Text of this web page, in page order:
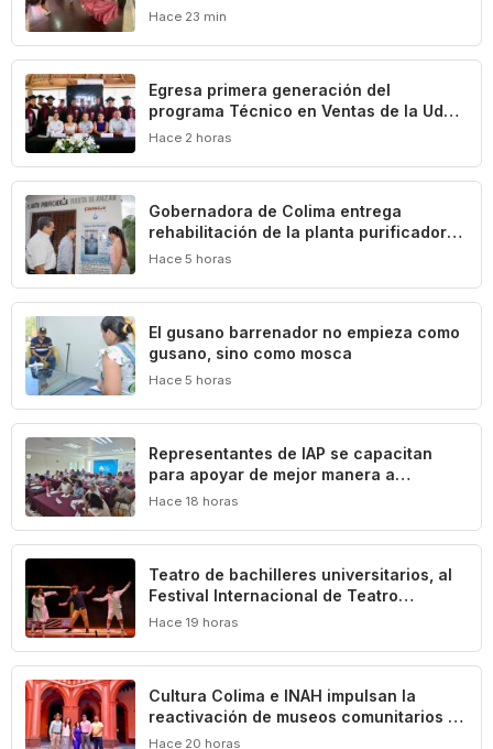
Hace 23 min
Egresa primera generación del
programa Técnico en Ventas de la UdeC
y CIMA Group
Hace 2 horas
Gobernadora de Colima entrega
rehabilitación de la planta purificadora
de agua en Puerta de Ánzar
Hace 5 horas
El gusano barrenador no empieza como
gusano, sino como mosca
Hace 5 horas
Representantes de IAP se capacitan
para apoyar de mejor manera a
población vulnerable del estado de
Hace 18 horas
Teatro de bachilleres universitarios, al
Festival Internacional de Teatro
Universitario de la UNAM
Hace 19 horas
Cultura Colima e INAH impulsan la
reactivación de museos comunitarios en
el estado
Hace 20 horas